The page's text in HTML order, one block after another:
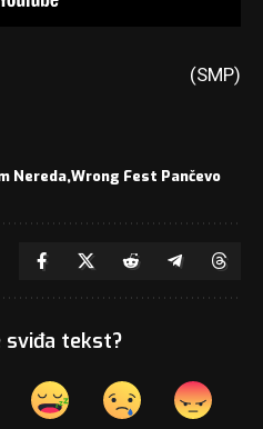
(SMP)
Nereda Wrong Fest Pančevo
sviđa tekst?